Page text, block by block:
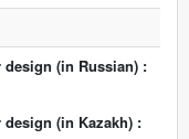
(in Russian) :
(in Kazakh) :